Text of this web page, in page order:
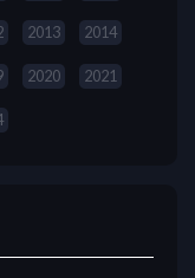
2013 2014
2020 2021